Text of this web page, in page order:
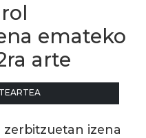
emateko
arte
izena